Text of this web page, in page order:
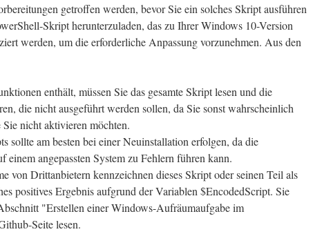
getroffen werden, bevor Sie ein solches Skript ausführen
Skript herunterzuladen, das zu Ihrer Windows 10-Version
werden, um die erforderliche Anpassung vorzunehmen. Aus den
enthält, müssen Sie das gesamte Skript lesen und die
die nicht ausgeführt werden sollen, da Sie sonst wahrscheinlich
nicht aktivieren möchten.
sollte am besten bei einer Neuinstallation erfolgen, da die
einem angepassten System zu Fehlern führen kann.
von Drittanbietern kennzeichnen dieses Skript oder seinen Teil als
positives Ergebnis aufgrund der Variablen $EncodedScript. Sie
"Erstellen einer Windows-Aufräumaufgabe im
Seite lesen.